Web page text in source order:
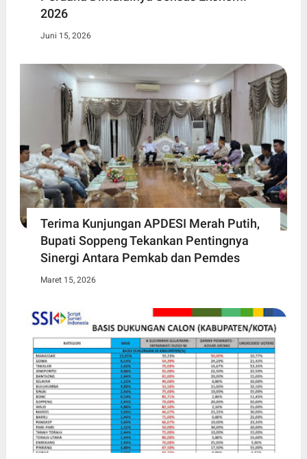
2026
Juni 15, 2026
Terima Kunjungan APDESI Merah Putih,
Bupati Soppeng Tekankan Pentingnya
Sinergi Antara Pemkab dan Pemdes
Maret 15, 2026